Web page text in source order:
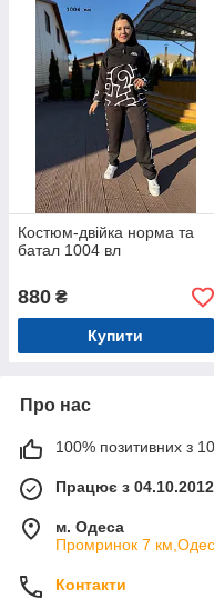
Костюм-двійка норма та
батал 1004 вл
880 ₴
Купити
Про нас
100% позитивних з 10
Працює з 04.10.2012
м. Одеса
Промринок 7
Контакти